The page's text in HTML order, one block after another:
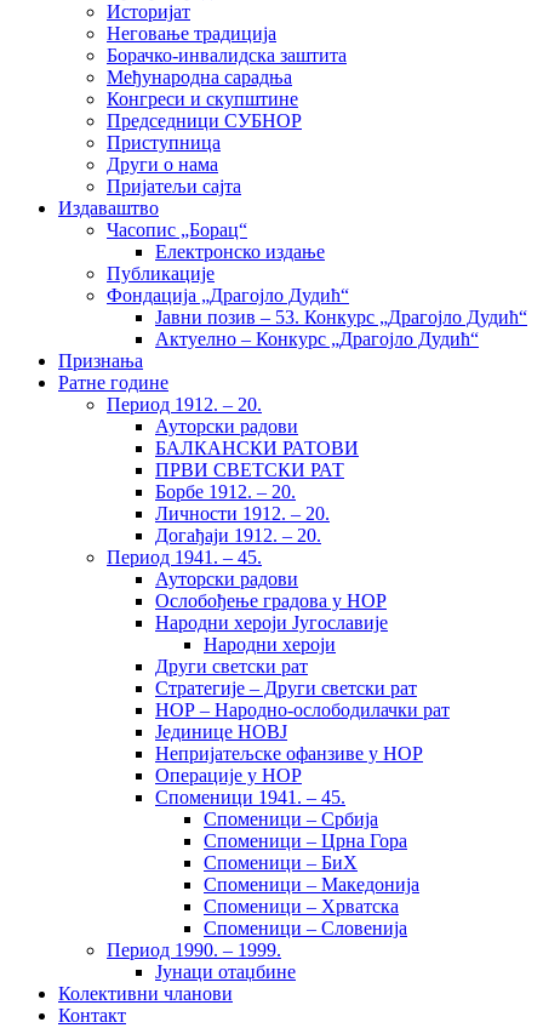
Историјат
Неговање традиција
Борачко-инвалидска заштита
Међународна сарадња
Конгреси и скупштине
Председници СУБНОР
Приступница
Други о нама
Пријатељи сајта
Издаваштво
Часопис „Борац“
Електронско издање
Публикације
Фондација „Драгојло Дудић“
Јавни позив – 53. Конкурс „Драгојло Дудић“
Актуелно – Конкурс „Драгојло Дудић“
Признања
Ратне године
Период 1912. – 20.
Ауторски радови
БАЛКАНСКИ РАТОВИ
ПРВИ СВЕТСКИ РАТ
Борбе 1912. – 20.
Личности 1912. – 20.
Догађаји 1912. – 20.
Период 1941. – 45.
Ауторски радови
Ослобођење градова у НОР
Народни хероји Југославије
Народни хероји
Други светски рат
Стратегије – Други светски рат
НОР – Народно-ослободилачки рат
Јединице НОВЈ
Непријатељске офанзиве у НОР
Операције у НОР
Споменици 1941. – 45.
Споменици – Србија
Споменици – Црна Гора
Споменици – БиХ
Споменици – Македонија
Споменици – Хрватска
Споменици – Словенија
Период 1990. – 1999.
Јунаци отаџбине
Колективни чланови
Контакт